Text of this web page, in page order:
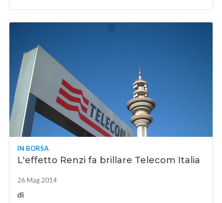
IN BORSA
L'effetto Renzi fa brillare Telecom Italia
26 Mag 2014
di